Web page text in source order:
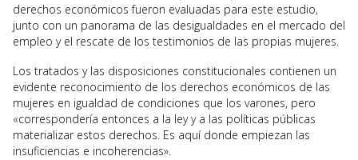
derechos económicos fueron evaluadas para este estudio,
junto con un panorama de las desigualdades en el mercado del
empleo y el rescate de los testimonios de las propias mujeres.
Los tratados y las disposiciones constitucionales contienen un
evidente reconocimiento de los derechos económicos de las
mujeres en igualdad de condiciones que los varones, pero
«correspondería entonces a la ley y a las políticas públicas
materializar estos derechos. Es aquí donde empiezan las
insuficiencias e incoherencias».